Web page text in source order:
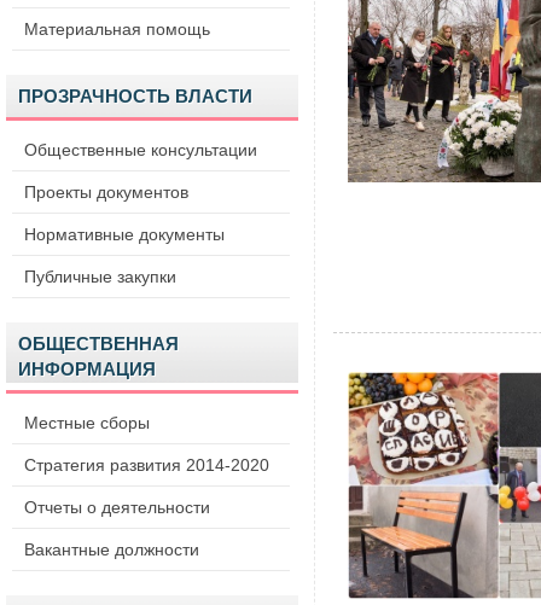
Материальная помощь
ПРОЗРАЧНОСТЬ ВЛАСТИ
Общественные консультации
Проекты документов
Нормативные документы
Публичные закупки
ОБЩЕСТВЕННАЯ
ИНФОРМАЦИЯ
Местные сборы
Стратегия развития 2014-2020
Отчеты о деятельности
Вакантные должности